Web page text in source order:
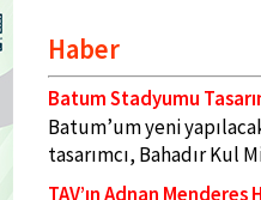
Haber
Batum Stadyumu
Batum’um yeni
tasarımcı, Bahadır Kul
TAV’ın Adnan